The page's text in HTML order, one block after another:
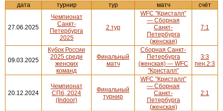
дата турнир тур матч счёт
27.06.2025
Чемпионат
Санкт-
Петербурга
2025
2 тур
WFC "Кристалл"
— Сборная
Санкт-
Петербурга
(женская)
7:1
09.03.2025
Кубок России
2025 среди
женских
команд
Финальный
матч
Сборная Санкт-
Петербурга
(женская) — WFC
"Кристалл"
3:3
пен.2:3
20.12.2024
Чемпионат
СПб, 2024
(Indoor)
Финальный
турнир
WFC "Кристалл"
— Сборная
Санкт-
Петербурга
(женская)
2:1